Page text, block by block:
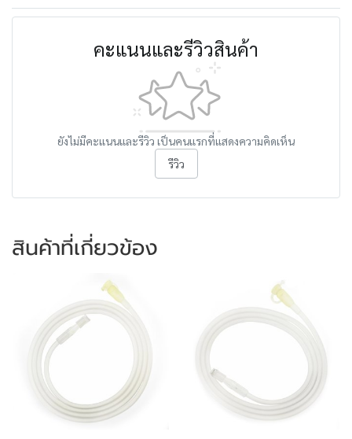
คะแนนและรีวิวสินค้า
ยังไม่มีคะแนนและรีวิว เป็นคนแรกที่แสดงความคิดเห็น
รีวิว
สินค้าที่เกี่ยวข้อง